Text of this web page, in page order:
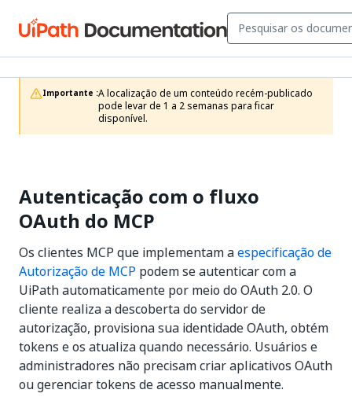
Importante :A localização de um conteúdo recém-publicado
pode levar de 1 a 2 semanas para ficar
disponível.
Autenticação com o fluxo
OAuth do MCP
Os clientes MCP que implementam aespecificação de
Autorização de MCP podem se autenticar com a
UiPath automaticamente por meio do OAuth 2.0. O
cliente realiza a descoberta do servidor de
autorização, provisiona sua identidade OAuth, obtém
tokens e os atualiza quando necessário. Usuários e
administradores não precisam criar aplicativos OAuth
ou gerenciar tokens de acesso manualmente.